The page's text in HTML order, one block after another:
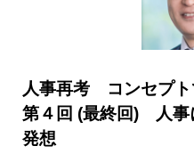
人事再考 コンセプ
第４回 (最終回) 人事
発想